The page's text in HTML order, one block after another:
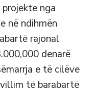
nga
në ndihmën
rajonal
denarë
e të cilëve
të barabartë